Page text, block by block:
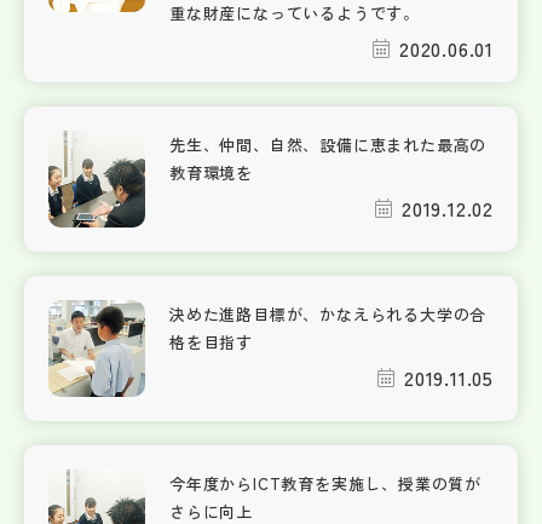
重な財産になっているようです。
2020.06.01
先生、仲間、自然、設備に恵まれた最高の
教育環境を
2019.12.02
決めた進路目標が、かなえられる大学の合
格を目指す
2019.11.05
今年度からICT教育を実施し、授業の質が
さらに向上